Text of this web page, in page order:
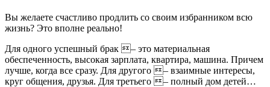
Вы желаете счастливо продлить со своим избранником всю
жизнь? Это вполне реально!
Для одного успешный брак – это материальная
обеспеченность, высокая зарплата, квартира, машина. Причем
лучше, когда все сразу. Для другого – взаимные интересы,
круг общения, друзья. Для третьего – полный дом детей…